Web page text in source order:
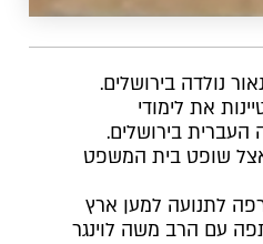
נולדה בירושלים.
את לימודי
העברית בירושלים.
שופט בית המשפט
לתנועה למען ארץ
עם הרב משה לוינגר